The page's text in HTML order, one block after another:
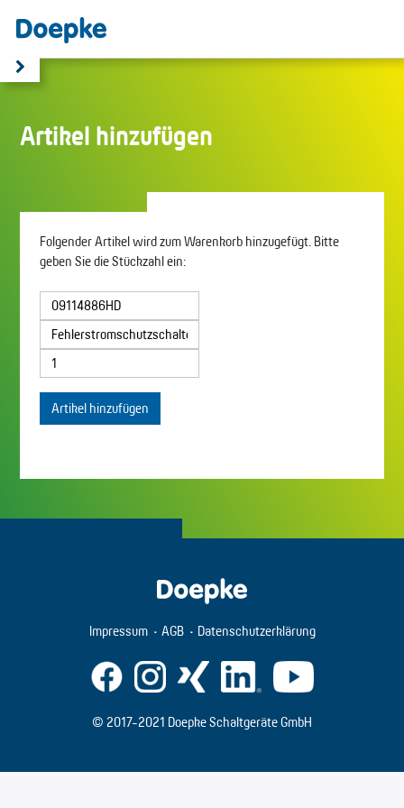
Artikel hinzufügen
Folgender Artikel wird zum Warenkorb hinzugefügt. Bitte
geben Sie die Stückzahl ein:
Artikel hinzufügen
Impressum AGB Datenschutzerklärung
© 2017-2021 Doepke Schaltgeräte GmbH